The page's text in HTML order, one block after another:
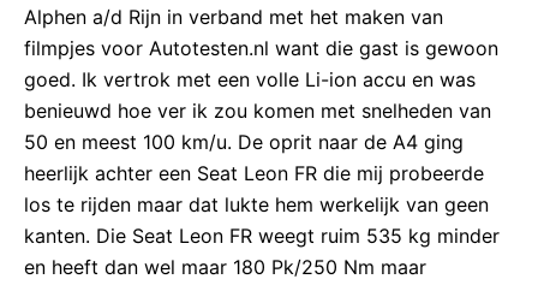
Alphen a/d Rijn in verband met het maken van
filmpjes voor Autotesten.nl want die gast is gewoon
goed. Ik vertrok met een volle Li-ion accu en was
benieuwd hoe ver ik zou komen met snelheden van
50 en meest 100 km/u. De oprit naar de A4 ging
heerlijk achter een Seat Leon FR die mij probeerde
los te rijden maar dat lukte hem werkelijk van geen
kanten. Die Seat Leon FR weegt ruim 535 kg minder
en heeft dan wel maar 180 Pk/250 Nm maar